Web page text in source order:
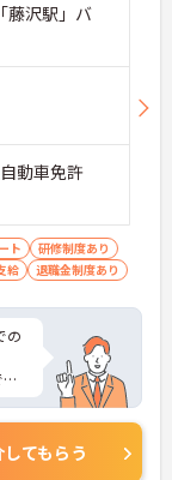
藤沢駅」バ
動車免許
ト
研修制度あり
給 退職金制度あり
の
てもらう